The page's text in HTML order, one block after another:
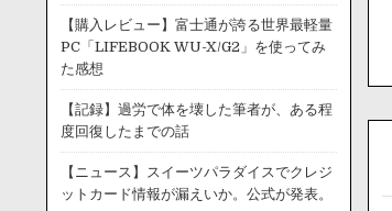
【購入レビュー】富士通が誇る世界最軽量
PC「LIFEBOOK WU-X/G2」を使ってみ
た感想
【記録】過労で体を壊した筆者が、ある程
度回復したまでの話
【ニュース】スイーツパラダイスでクレジ
ットカード情報が漏えいか。公式が発表。